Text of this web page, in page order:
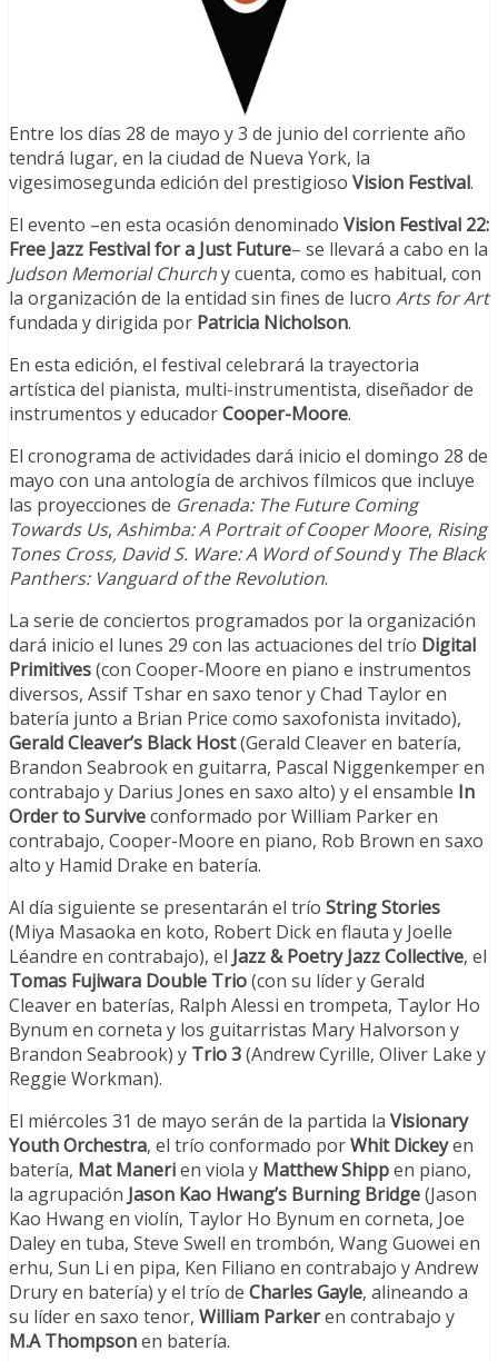
Entre los días 28 de mayo y 3 de junio del corriente año
tendrá lugar, en la ciudad de Nueva York, la
vigesimosegunda edición del prestigioso Vision Festival.
El evento –en esta ocasión denominado Vision Festival 22:
Free Jazz Festival for a Just Future– se llevará a cabo en la
Judson Memorial Churchy cuenta, como es habitual, con
la organización de la entidad sin fines de lucro Arts for Art
fundada y dirigida por Patricia Nicholson.
En esta edición, el festival celebrará la trayectoria
artística del pianista, multi-instrumentista, diseñador de
instrumentos y educadorCooper-Moore.
El cronograma de actividades dará inicio el domingo 28 de
mayo con una antología de archivos fílmicos que incluye
las proyecciones de Grenada: The Future Coming
Towards Us, Ashimba: A Portrait of Cooper Moore, Rising
Tones Cross, David S. Ware: A Word of Soundy The Black
Panthers: Vanguard of the Revolution.
La serie de conciertos programados por la organización
dará inicio el lunes 29 con las actuaciones del trío Digital
Primitives(con Cooper-Moore en piano e instrumentos
diversos, Assif Tshar en saxo tenor y Chad Taylor en
batería junto a Brian Price como saxofonista invitado),
Gerald Cleaver’s Black Host(Gerald Cleaver en batería,
Brandon Seabrook en guitarra, Pascal Niggenkemper en
contrabajo y Darius Jones en saxo alto) y el ensamble In
Order to Surviveconformado por William Parker en
contrabajo, Cooper-Moore en piano, Rob Brown en saxo
alto y Hamid Drake en batería.
Al día siguiente se presentarán el trío String Stories
(Miya Masaoka en koto, Robert Dick en flauta y Joelle
Léandre en contrabajo), el Jazz & Poetry Jazz Collective, el
Tomas Fujiwara Double Trio(con su líder y Gerald
Cleaver en baterías, Ralph Alessi en trompeta, Taylor Ho
Bynum en corneta y los guitarristas Mary Halvorson y
Brandon Seabrook) y Trio 3(Andrew Cyrille, Oliver Lake y
Reggie Workman).
El miércoles 31 de mayo serán de la partida la Visionary
Youth Orchestra, el trío conformado porWhit Dickeyen
batería, Mat Manerien viola y Matthew Shippen piano,
la agrupación Jason Kao Hwang’s Burning Bridge(Jason
Kao Hwang en violín, Taylor Ho Bynum en corneta, Joe
Daley en tuba, Steve Swell en trombón, Wang Guowei en
erhu, Sun Li en pipa, Ken Filiano en contrabajo y Andrew
Drury en batería) y el trío de Charles Gayle, alineando a
su líder en saxo tenor, William Parkeren contrabajo y
M.A Thompsonen batería.